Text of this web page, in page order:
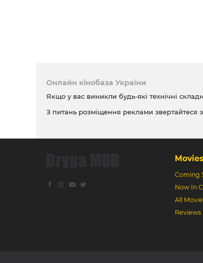
Онлайн кінобаза України
Якщо у вас виникли будь-які технічні
З питань розміщення реклами звертайтеся
Movies
Coming
Now In
All
Reviews